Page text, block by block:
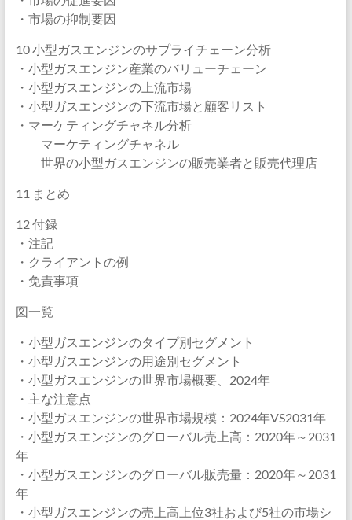
・市場の抑制要因
10 小型ガスエンジンのサプライチェーン分析
・小型ガスエンジン産業のバリューチェーン
・小型ガスエンジンの上流市場
・小型ガスエンジンの下流市場と顧客リスト
・マーケティングチャネル分析
マーケティングチャネル
世界の小型ガスエンジンの販売業者と販売代理店
11 まとめ
12 付録
・注記
・クライアントの例
・免責事項
図一覧
・小型ガスエンジンのタイプ別セグメント
・小型ガスエンジンの用途別セグメント
・小型ガスエンジンの世界市場概要、2024年
・主な注意点
・小型ガスエンジンの世界市場規模：2024年VS2031年
・小型ガスエンジンのグローバル売上高：2020年～2031
年
・小型ガスエンジンのグローバル販売量：2020年～2031
年
・小型ガスエンジンの売上高上位3社および5社の市場シ